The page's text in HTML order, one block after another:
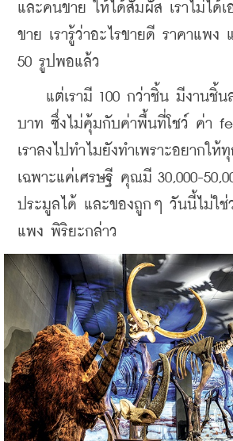
และคนขาย ให้ได้สัมผัส เราไม่ได้เ
ขาย เรารู้ว่าอะไรขายดี ราคาแพ
50 รูปพอแล้ว
แต่เรามี 100 กว่าชิ้น มีงานชิ้นล
บาท ซึ่งไม่คุ้มกับค่าพื้นที่โชว์ ค่า
เราลงไปทำไมยังทำเพราะอยากใ
เฉพาะแค่เศรษฐี คุณมี 30,000-
ประมูลได้ และของถูกๆ วันนี้ไม่ใช่
แพง พิริยะกล่าว